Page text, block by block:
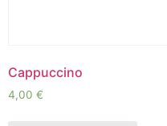
Cappuccino
4,00 €